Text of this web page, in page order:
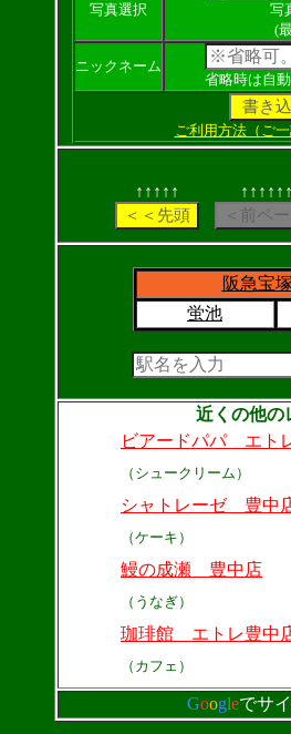
写真選択
写
(
ニックネーム
省略時は自
ご利用方法（ご一
↑↑↑↑↑ ↑↑↑↑↑↑
阪急宝
蛍池
近くの他の
ビアードパパ エト
（シュークリーム）
シャトレーゼ 豊中
（ケーキ）
鰻の成瀬 豊中店
（うなぎ）
珈琲館 エトレ豊中
（カフェ）
Googleでサ